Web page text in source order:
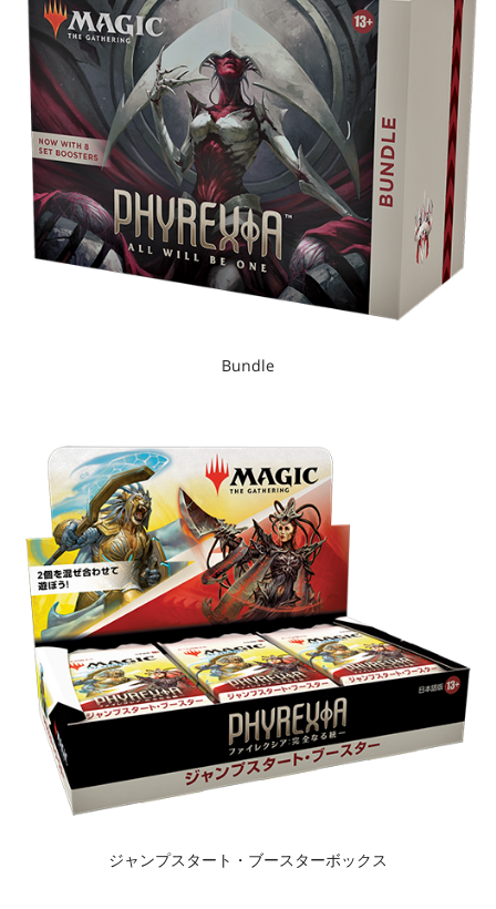
Bundle
ジャンプスタート・ブースターボックス